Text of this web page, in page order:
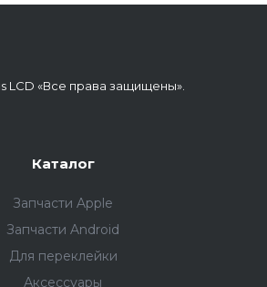
LCD «Все права защищены».
Каталог
Запчасти Apple
Запчасти Android
Для переклейки
Аксессуары